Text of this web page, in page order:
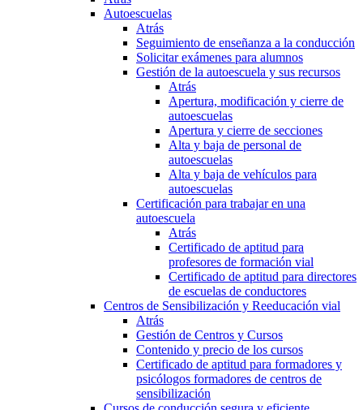
Autoescuelas
Atrás
Seguimiento de enseñanza a la conducción
Solicitar exámenes para alumnos
Gestión de la autoescuela y sus recursos
Atrás
Apertura, modificación y cierre de
autoescuelas
Apertura y cierre de secciones
Alta y baja de personal de
autoescuelas
Alta y baja de vehículos para
autoescuelas
Certificación para trabajar en una
autoescuela
Atrás
Certificado de aptitud para
profesores de formación vial
Certificado de aptitud para directores
de escuelas de conductores
Centros de Sensibilización y Reeducación vial
Atrás
Gestión de Centros y Cursos
Contenido y precio de los cursos
Certificado de aptitud para formadores y
psicólogos formadores de centros de
sensibilización